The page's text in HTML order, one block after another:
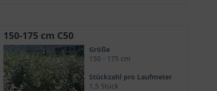
Pflanze ideale Bedingungen für ein kräftiges
Großteil der Ölweiden im Container geliefert wird,
150-175 cm C50
Größe
150 - 175 cm
Stückzahl pro Laufmeter
1,5 Stück